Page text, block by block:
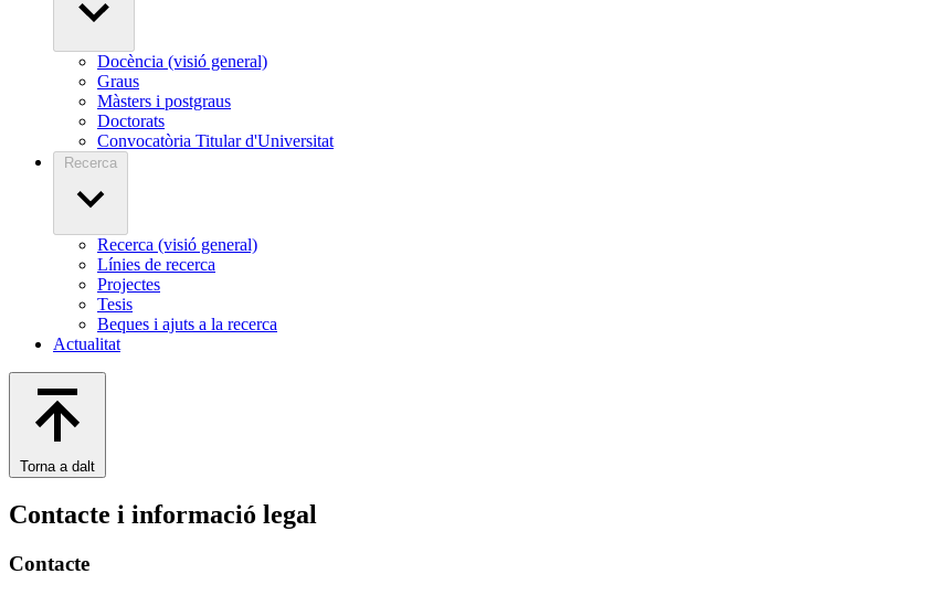
Docència (visió general)
Graus
Màsters i postgraus
Doctorats
Convocatòria Titular d'Universitat
Recerca
Recerca (visió general)
Línies de recerca
Projectes
Tesis
Beques i ajuts a la recerca
Actualitat
Torna a dalt
Contacte i informació legal
Contacte